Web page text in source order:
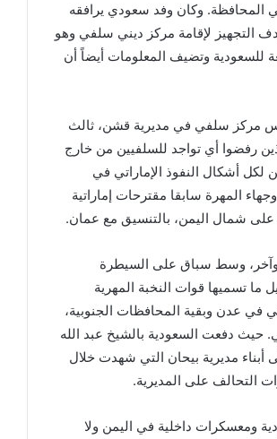
المحافظة. وكان وفد سعودي يرافقه
التجهيز لإقامة مركز ديني سلفي وهو
للسعودية وتضيف المعلومات أيضاً أن
مركز سلفي في مديرية قشن، ثالث
رفضوا أي تواجد للسلفيين من خارج
أشكال النفوذ الإماراتي في
المهرة سابقا مقترحات إماراتية
شمال اليمن، بالتنسيق مع عمان.
وآخر، وسط سباق على السيطرة
تسميها قوات النخبة المهرية
في عدن وبقية المحافظات الجنوبية،
حيث دفعت السعودية بالشيخ عبد الله
مديرية بيحان التي شهدت خلال
التحالف على المديرية.
ومعسكرات داخلية في اليمن ولا